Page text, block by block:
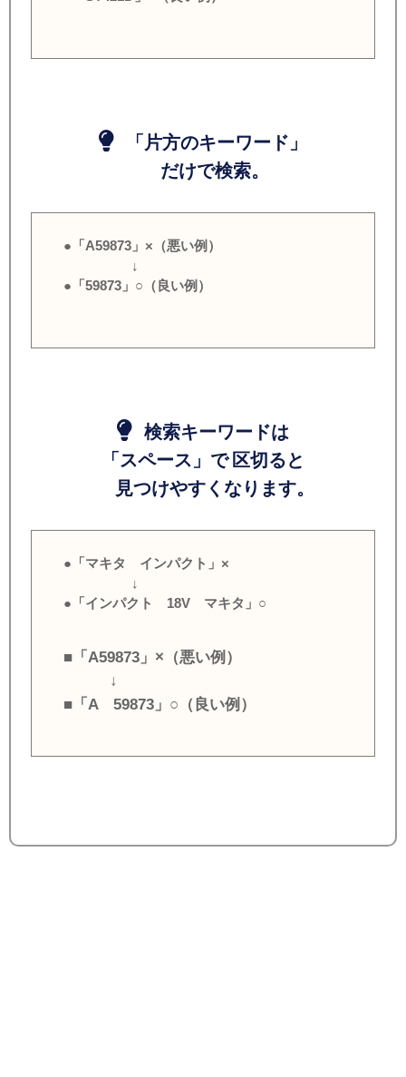
「片方のキーワード」
だけで検索。
●「A59873」×（悪い例）
↓
●「59873」○（良い例）
検索キーワードは
「スペース」で 区切ると
見つけやすくなります。
●「マキタ インパクト」×
↓
●「インパクト 18V マキタ」○
■「A59873」×（悪い例）
↓
■「A 59873」○（良い例）